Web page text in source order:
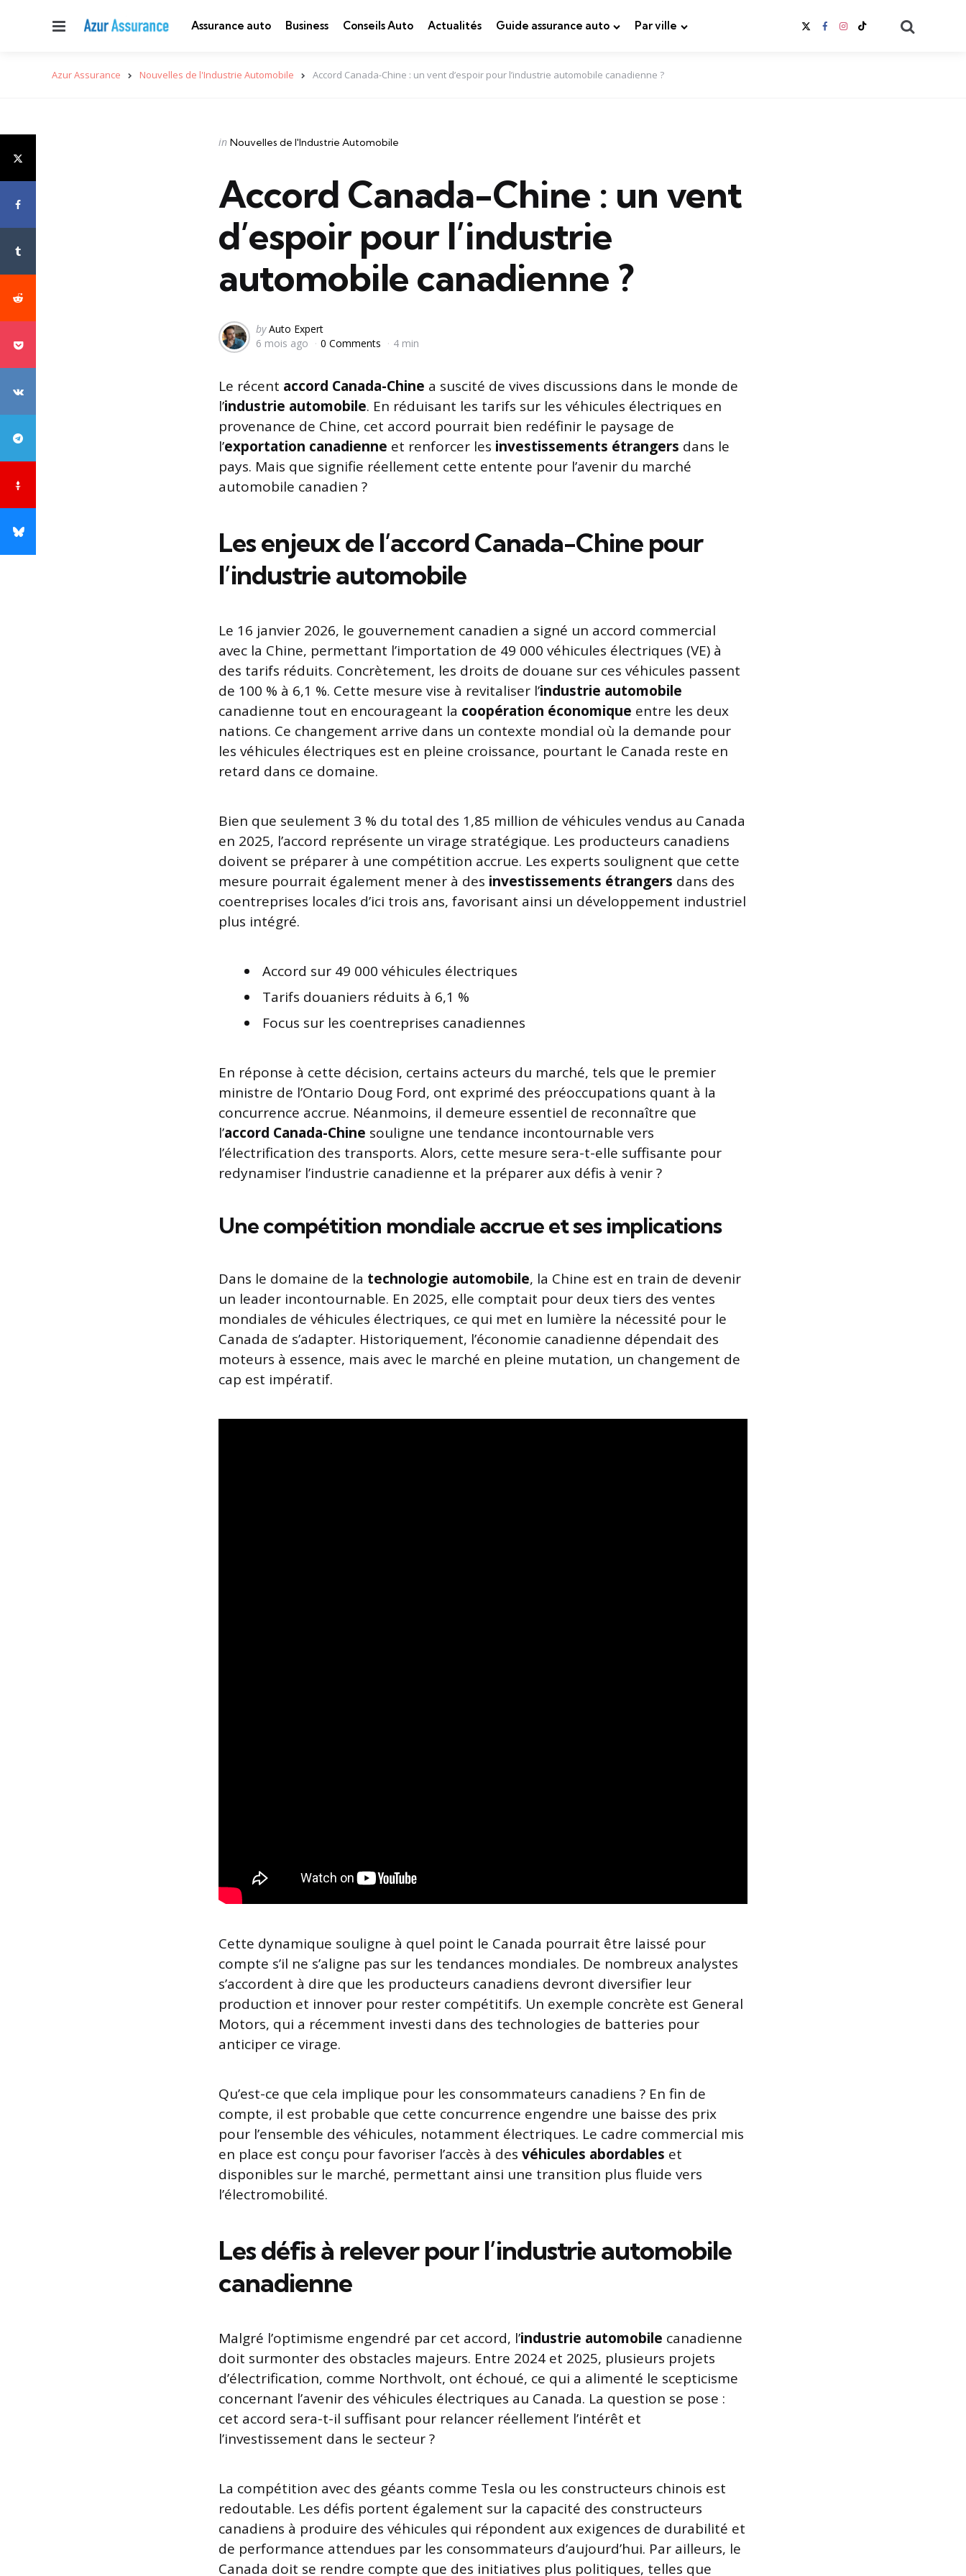
Menu Assurance auto Business Conseils Auto Actualités Guide assurance auto Par ville
Azur Assurance Nouvelles de l'Industrie Automobile Accord Canada-Chine : un vent d’espoir pour l’industrie automobile canadienne ?
Categories
Posted
in Nouvelles de l'Industrie Automobile
Accord Canada-Chine : un vent
d’espoir pour l’industrie
automobile canadienne ?
Posted
by
by Auto Expert
6 mois ago
0 Comments 4 min
Le récent accord Canada-Chine a suscité de vives discussions dans le monde de
l’industrie automobile. En réduisant les tarifs sur les véhicules électriques en
provenance de Chine, cet accord pourrait bien redéfinir le paysage de
l’exportation canadienne et renforcer les investissements étrangers dans le
pays. Mais que signifie réellement cette entente pour l’avenir du marché
automobile canadien ?
Les enjeux de l’accord Canada-Chine pour
l’industrie automobile
Le 16 janvier 2026, le gouvernement canadien a signé un accord commercial
avec la Chine, permettant l’importation de 49 000 véhicules électriques (VE) à
des tarifs réduits. Concrètement, les droits de douane sur ces véhicules passent
de 100 % à 6,1 %. Cette mesure vise à revitaliser l’industrie automobile
canadienne tout en encourageant la coopération économique entre les deux
nations. Ce changement arrive dans un contexte mondial où la demande pour
les véhicules électriques est en pleine croissance, pourtant le Canada reste en
retard dans ce domaine.
Bien que seulement 3 % du total des 1,85 million de véhicules vendus au Canada
en 2025, l’accord représente un virage stratégique. Les producteurs canadiens
doivent se préparer à une compétition accrue. Les experts soulignent que cette
mesure pourrait également mener à des investissements étrangers dans des
coentreprises locales d’ici trois ans, favorisant ainsi un développement industriel
plus intégré.
Accord sur 49 000 véhicules électriques
Tarifs douaniers réduits à 6,1 %
Focus sur les coentreprises canadiennes
En réponse à cette décision, certains acteurs du marché, tels que le premier
ministre de l’Ontario Doug Ford, ont exprimé des préoccupations quant à la
concurrence accrue. Néanmoins, il demeure essentiel de reconnaître que
l’accord Canada-Chine souligne une tendance incontournable vers
l’électrification des transports. Alors, cette mesure sera-t-elle suffisante pour
redynamiser l’industrie canadienne et la préparer aux défis à venir ?
Une compétition mondiale accrue et ses implications
Dans le domaine de la technologie automobile, la Chine est en train de devenir
un leader incontournable. En 2025, elle comptait pour deux tiers des ventes
mondiales de véhicules électriques, ce qui met en lumière la nécessité pour le
Canada de s’adapter. Historiquement, l’économie canadienne dépendait des
moteurs à essence, mais avec le marché en pleine mutation, un changement de
cap est impératif.
Cette dynamique souligne à quel point le Canada pourrait être laissé pour
compte s’il ne s’aligne pas sur les tendances mondiales. De nombreux analystes
s’accordent à dire que les producteurs canadiens devront diversifier leur
production et innover pour rester compétitifs. Un exemple concrète est General
Motors, qui a récemment investi dans des technologies de batteries pour
anticiper ce virage.
Qu’est-ce que cela implique pour les consommateurs canadiens ? En fin de
compte, il est probable que cette concurrence engendre une baisse des prix
pour l’ensemble des véhicules, notamment électriques. Le cadre commercial mis
en place est conçu pour favoriser l’accès à des véhicules abordables et
disponibles sur le marché, permettant ainsi une transition plus fluide vers
l’électromobilité.
Les défis à relever pour l’industrie automobile
canadienne
Malgré l’optimisme engendré par cet accord, l’industrie automobile canadienne
doit surmonter des obstacles majeurs. Entre 2024 et 2025, plusieurs projets
d’électrification, comme Northvolt, ont échoué, ce qui a alimenté le scepticisme
concernant l’avenir des véhicules électriques au Canada. La question se pose :
cet accord sera-t-il suffisant pour relancer réellement l’intérêt et
l’investissement dans le secteur ?
La compétition avec des géants comme Tesla ou les constructeurs chinois est
redoutable. Les défis portent également sur la capacité des constructeurs
canadiens à produire des véhicules qui répondent aux exigences de durabilité et
de performance attendues par les consommateurs d’aujourd’hui. Par ailleurs, le
Canada doit se rendre compte que des initiatives plus politiques, telles que